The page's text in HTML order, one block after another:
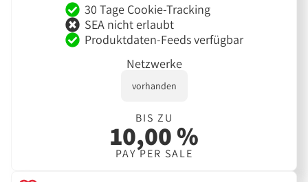
30 Tage Cookie-Tracking
SEA nicht erlaubt
Produktdaten-Feeds verfügbar
Netzwerke
vorhanden
BIS ZU
10,00 %
PAY PER SALE